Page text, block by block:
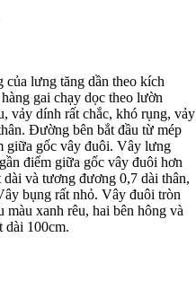
lưng tăng dần theo kích
gai chạy dọc theo lườn
vảy dính rất chắc, khó rụng, vảy
Đường bên bắt đầu từ mép
giữa gốc vây đuôi. Vây lưng
điểm giữa gốc vây đuôi hơn
và tương đương 0,7 dài thân,
bụng rất nhỏ. Vây đuôi tròn
xanh rêu, hai bên hông và
dài 100cm.